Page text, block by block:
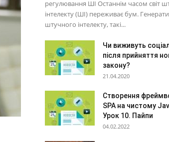
регулювання ШІ Останнім часом світ
інтелекту (ШІ) переживає бум.
штучного інтелекту, такі...
Чи виживуть
після прийняття
закону?
21.04.2020
Створення
SPA на чистому
Урок 10. Пайпи
04.02.2022